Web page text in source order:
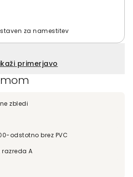
za namestitev
primerjavo
zbledi
odstotno brez PVC
A